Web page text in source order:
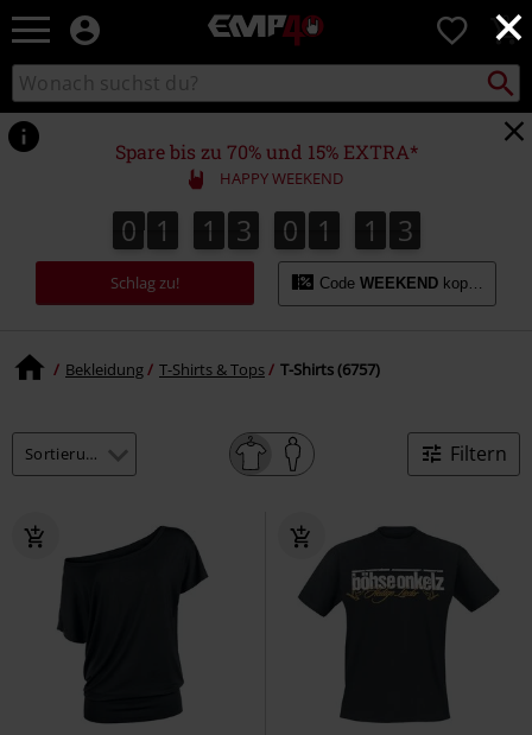
×
EMP
Merchandise
-
Shop
Rock
&
Entertainment
0
Katalog
durchsuchen
suchen
Spare bis zu 70% und 15% EXTRA*
HAPPY WEEKEND
0
0 1
1 1
1 3
3 0
0 1
1 1
2
1 1
2
1
3
2
Schlag zu! Code WEEKEND kopieren
Bekleidung T-Shirts & Tops T-Shirts (6757)
Filtern